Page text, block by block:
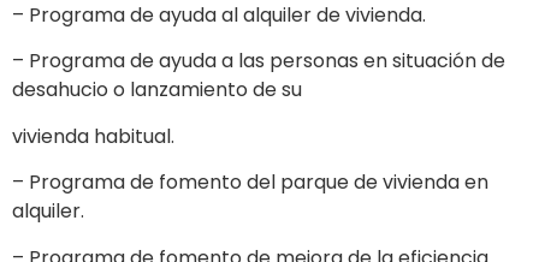
– Programa de ayuda al alquiler de vivienda.
– Programa de ayuda a las personas en situación de
desahucio o lanzamiento de su
vivienda habitual.
– Programa de fomento del parque de vivienda en
alquiler.